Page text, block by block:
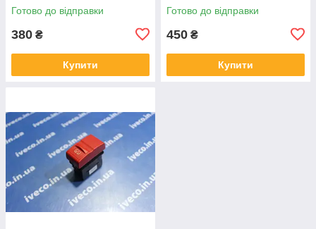
Готово до відправки
380 ₴
Купити
Готово до відправки
450 ₴
Купити